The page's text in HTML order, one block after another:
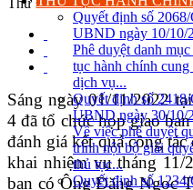
Quyết định số
UBND ngày 10/10/
Phê duyệt danh mục
tục hành chính cung
dịch vụ...
Quyết định số
UBND ngày 30/10/
Về việc phê duyệt
trình nội bộ giải
thủ tục...
Quyết định số
Sáng ngày 01/11/2022
4 đã tổ chức họp giao
đánh giá kết quả công
khai nhiệm vụ tháng
ban có Ông Đặng Ngọc